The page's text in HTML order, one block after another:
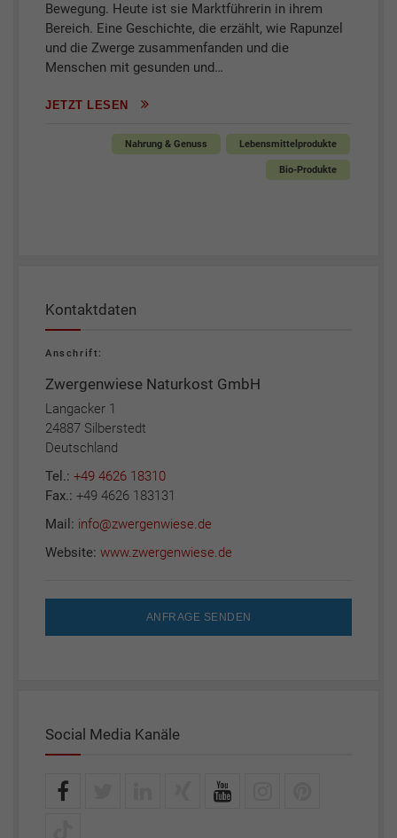
Bewegung. Heute ist sie Marktführerin in ihrem
Bereich. Eine Geschichte, die erzählt, wie Rapunzel
und die Zwerge zusammenfanden und die
Menschen mit gesunden und…
JETZT LESEN
Nahrung & Genuss Lebensmittelprodukte
Bio-Produkte
Kontaktdaten
Anschrift:
Zwergenwiese Naturkost GmbH
Langacker 1
24887 Silberstedt
Deutschland
Tel.: +49 4626 18310
Fax.: +49 4626 183131
Mail: info@zwergenwiese.de
Website: www.zwergenwiese.de
ANFRAGE SENDEN
Social Media Kanäle